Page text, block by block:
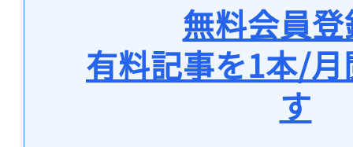
無料会員
有料記事を1本/
す